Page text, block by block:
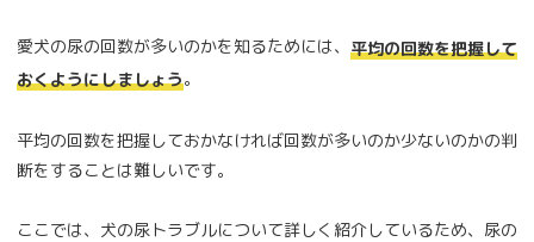
愛犬の尿の回数が多いのかを知るためには、 平均の回数を把握して
おくようにしましょう。
平均の回数を把握しておかなければ回数が多いのか少ないのかの判
断をすることは難しいです。
ここでは、犬の尿トラブルについて詳しく紹介しているため、尿の